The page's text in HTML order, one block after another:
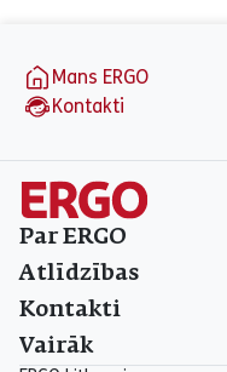
Mans ERGO
Kontakti
Par ERGO
Atlīdzības
Kontakti
Vairāk